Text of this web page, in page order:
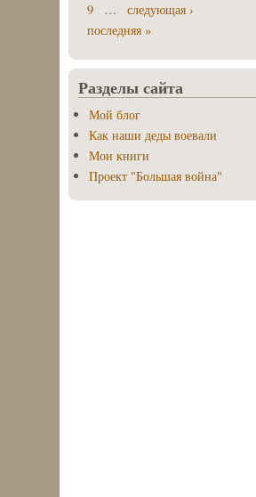
9
…
следующая ›
последняя »
Разделы сайта
Мой блог
Как наши деды воевали
Мои книги
Проект "Большая война"